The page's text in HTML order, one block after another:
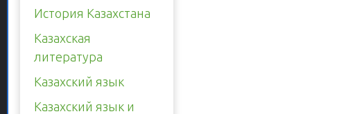
История Казахстана
Казахская
литература
Казахский язык
Казахский язык и